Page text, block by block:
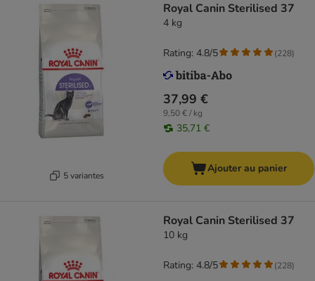
5 variantes
Royal Canin Sterilised 37
4 kg
37,99 €
9,50 € / kg
35,71 €
Rating: 4.8/5 (228)
Ajouter au panier
Royal Canin Sterilised 37
10 kg
Rating: 4.8/5 (228)